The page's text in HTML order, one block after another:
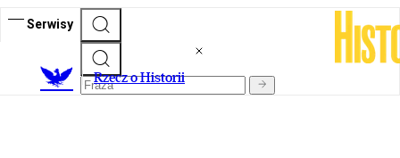
Serwisy
Rzecz o Historii